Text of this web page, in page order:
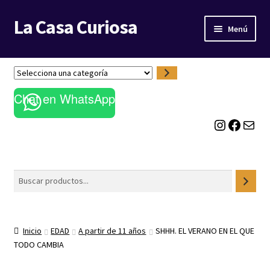
Ir
a
navegación
Ir
al
La Casa Curiosa Menú
LIBRERÍA
BLOG
S
e
l
e
a
c
Chat en WhatsApp
Instagram Facebook Correo electrónico
Buscar
Inicio EDAD A partir de 11 años
SHHH. EL VERANO EN EL QUE
TODO CAMBIA